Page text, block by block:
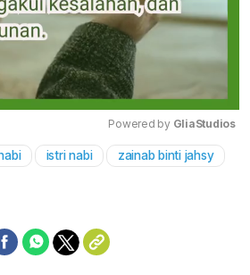
Mute
Powered by GliaStudios
istri nabi zainab binti jahsy